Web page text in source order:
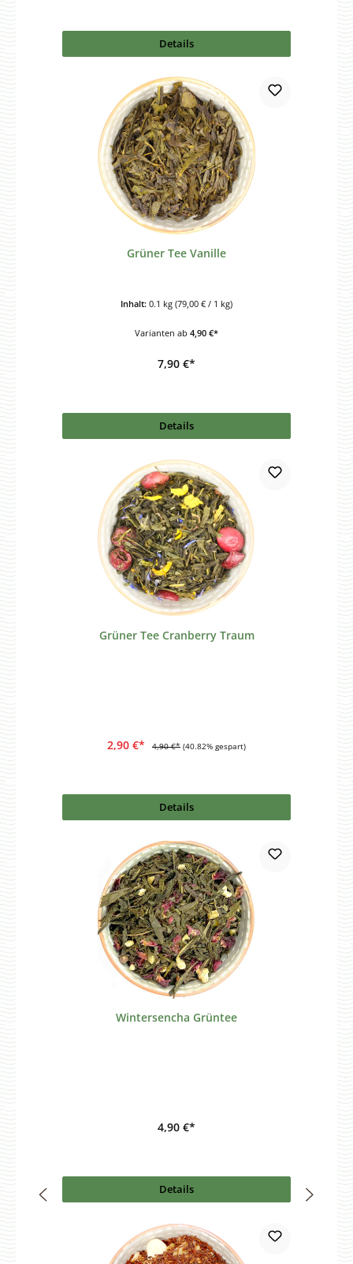
Details
Grüner Tee Vanille
Inhalt: 0.1 kg (79,00 € / 1 kg)
Varianten ab 4,90 €*
7,90 €*
Details
Grüner Tee Cranberry Traum
2,90 €* 4,90 €* (40.82% gespart)
Details
Wintersencha Grüntee
4,90 €*
Details